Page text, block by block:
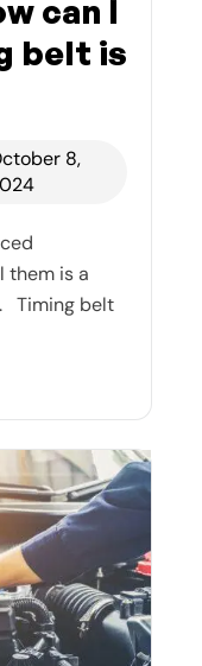
can I
belt is
8,
them is a
Timing belt